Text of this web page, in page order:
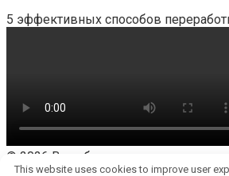
5 эффективных способов
© 2026 Все об отходах
Карта сайта Контакты Политика
This website uses cookies to improve user